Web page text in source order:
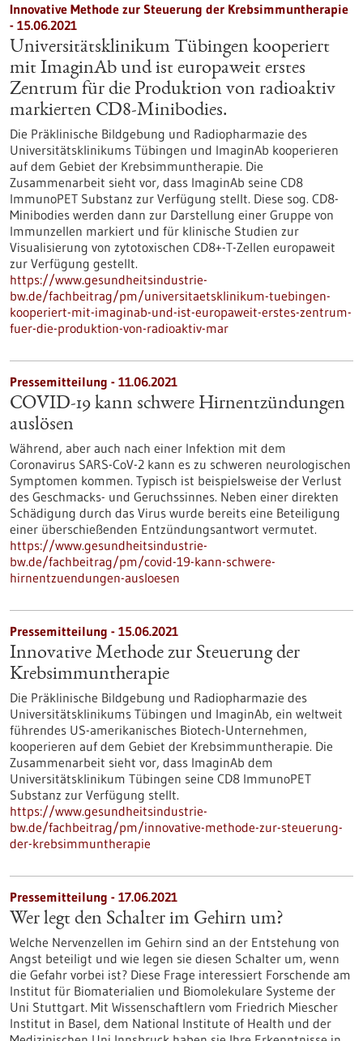
Innovative Methode zur Steuerung der Krebsimmuntherapie
- 15.06.2021
Universitätsklinikum Tübingen kooperiert
mit ImaginAb und ist europaweit erstes
Zentrum für die Produktion von radioaktiv
markierten CD8-Minibodies.
Die Präklinische Bildgebung und Radiopharmazie des
Universitätsklinikums Tübingen und ImaginAb kooperieren
auf dem Gebiet der Krebsimmuntherapie. Die
Zusammenarbeit sieht vor, dass ImaginAb seine CD8
ImmunoPET Substanz zur Verfügung stellt. Diese sog. CD8-
Minibodies werden dann zur Darstellung einer Gruppe von
Immunzellen markiert und für klinische Studien zur
Visualisierung von zytotoxischen CD8+-T-Zellen europaweit
zur Verfügung gestellt.
https://www.gesundheitsindustrie-
bw.de/fachbeitrag/pm/universitaetsklinikum-tuebingen-
kooperiert-mit-imaginab-und-ist-europaweit-erstes-zentrum-
fuer-die-produktion-von-radioaktiv-mar
Pressemitteilung - 11.06.2021
COVID-19 kann schwere Hirnentzündungen
auslösen
Während, aber auch nach einer Infektion mit dem
Coronavirus SARS-CoV-2 kann es zu schweren neurologischen
Symptomen kommen. Typisch ist beispielsweise der Verlust
des Geschmacks- und Geruchssinnes. Neben einer direkten
Schädigung durch das Virus wurde bereits eine Beteiligung
einer überschießenden Entzündungsantwort vermutet.
https://www.gesundheitsindustrie-
bw.de/fachbeitrag/pm/covid-19-kann-schwere-
hirnentzuendungen-ausloesen
Pressemitteilung - 15.06.2021
Innovative Methode zur Steuerung der
Krebsimmuntherapie
Die Präklinische Bildgebung und Radiopharmazie des
Universitätsklinikums Tübingen und ImaginAb, ein weltweit
führendes US-amerikanisches Biotech-Unternehmen,
kooperieren auf dem Gebiet der Krebsimmuntherapie. Die
Zusammenarbeit sieht vor, dass ImaginAb dem
Universitätsklinikum Tübingen seine CD8 ImmunoPET
Substanz zur Verfügung stellt.
https://www.gesundheitsindustrie-
bw.de/fachbeitrag/pm/innovative-methode-zur-steuerung-
der-krebsimmuntherapie
Pressemitteilung - 17.06.2021
Wer legt den Schalter im Gehirn um?
Welche Nervenzellen im Gehirn sind an der Entstehung von
Angst beteiligt und wie legen sie diesen Schalter um, wenn
die Gefahr vorbei ist? Diese Frage interessiert Forschende am
Institut für Biomaterialien und Biomolekulare Systeme der
Uni Stuttgart. Mit Wissenschaftlern vom Friedrich Miescher
Institut in Basel, dem National Institute of Health und der